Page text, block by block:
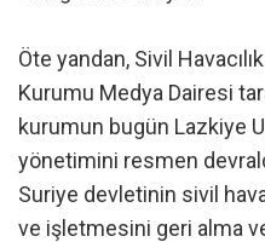
Öte yandan, Sivil
Kurumu Medya Dairesi
kurumun bugün Lazkiye
yönetimini resmen
Suriye devletinin sivil
ve işletmesini geri alma